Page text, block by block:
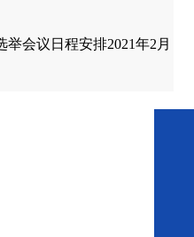
举会议日程安排2021年2月